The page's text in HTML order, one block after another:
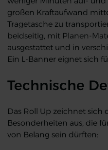
großen Kraftaufwand
Tragetasche zu
beidseitig, mit Planen-
ausgestattet und in
Ein L-Banner eignet sich
Technische
Das Roll Up zeichnet sich
Besonderheiten aus, die
von Belang sein dürften: